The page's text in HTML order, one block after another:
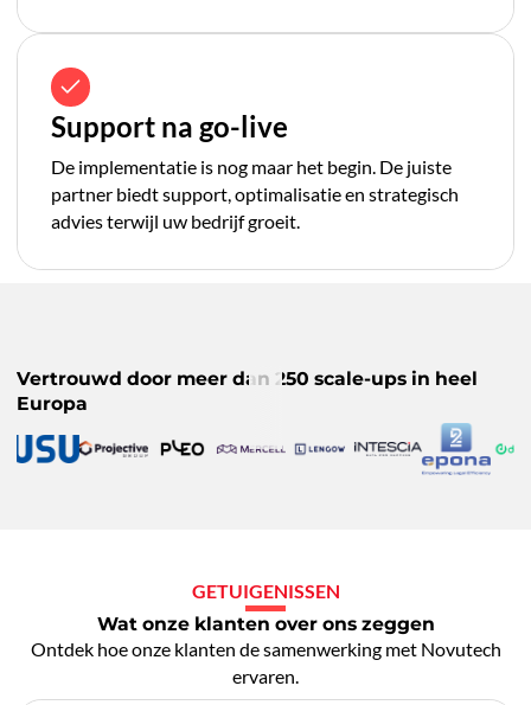
Support na go-live
De implementatie is nog maar het begin. De juiste
partner biedt support, optimalisatie en strategisch
advies terwijl uw bedrijf groeit.
Vertrouwd door meer dan 250 scale-ups in heel
Europa
GETUIGENISSEN
Wat onze klanten over ons zeggen
Ontdek hoe onze klanten de samenwerking met Novutech
ervaren.